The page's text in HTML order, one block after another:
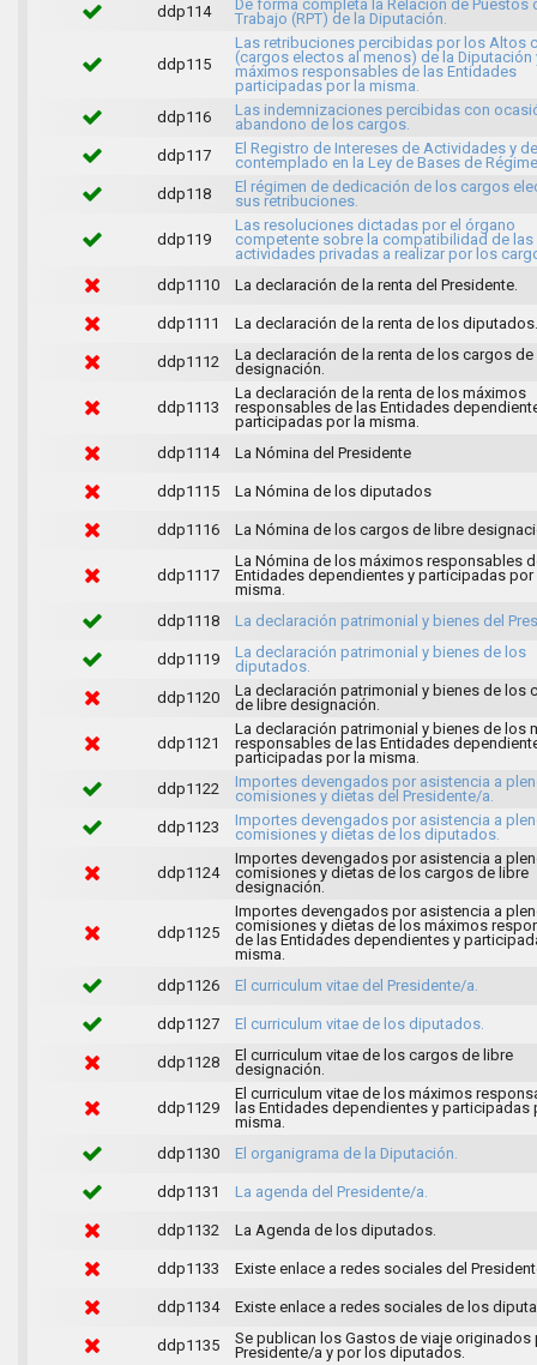
ddp114
De forma completa la Relación de Puestos
Trabajo (RPT) de la Diputación.
ddp115
Las retribuciones percibidas por los Altos
(cargos electos al menos) de la Diputación
máximos responsables de las Entidades
participadas por la misma.
ddp116
Las indemnizaciones percibidas con
abandono de los cargos.
ddp117
El Registro de Intereses de Actividades y
contemplado en la Ley de Bases de
ddp118
El régimen de dedicación de los cargos
sus retribuciones.
ddp119
Las resoluciones dictadas por el órgano
competente sobre la compatibilidad de las
actividades privadas a realizar por los
ddp1110
La declaración de la renta del Presidente.
ddp1111 La declaración de la renta de los diputados.
ddp1112
La declaración de la renta de los cargos de
designación.
ddp1113
La declaración de la renta de los máximos
responsables de las Entidades
participadas por la misma.
ddp1114
La Nómina del Presidente
ddp1115 La Nómina de los diputados
ddp1116 La Nómina de los cargos de libre
ddp1117
La Nómina de los máximos responsables
Entidades dependientes y participadas por
misma.
ddp1118
La declaración patrimonial y bienes del
ddp1119
La declaración patrimonial y bienes de los
diputados.
ddp1120
La declaración patrimonial y bienes de los
de libre designación.
ddp1121
La declaración patrimonial y bienes de los
responsables de las Entidades
participadas por la misma.
ddp1122
Importes devengados por asistencia a
comisiones y dietas del Presidente/a.
ddp1123
Importes devengados por asistencia a
comisiones y dietas de los diputados.
ddp1124
Importes devengados por asistencia a
comisiones y dietas de los cargos de libre
designación.
ddp1125
Importes devengados por asistencia a
comisiones y dietas de los máximos
de las Entidades dependientes y
misma.
ddp1126
El curriculum vitae del Presidente/a.
ddp1127 El curriculum vitae de los diputados.
ddp1128
El curriculum vitae de los cargos de libre
designación.
ddp1129
El curriculum vitae de los máximos
las Entidades dependientes y participadas
misma.
ddp1130
El organigrama de la Diputación.
ddp1131 La agenda del Presidente/a.
ddp1132 La Agenda de los diputados.
ddp1133 Existe enlace a redes sociales del
ddp1134 Existe enlace a redes sociales de los
ddp1135
Se publican los Gastos de viaje originados
Presidente/a y por los diputados.